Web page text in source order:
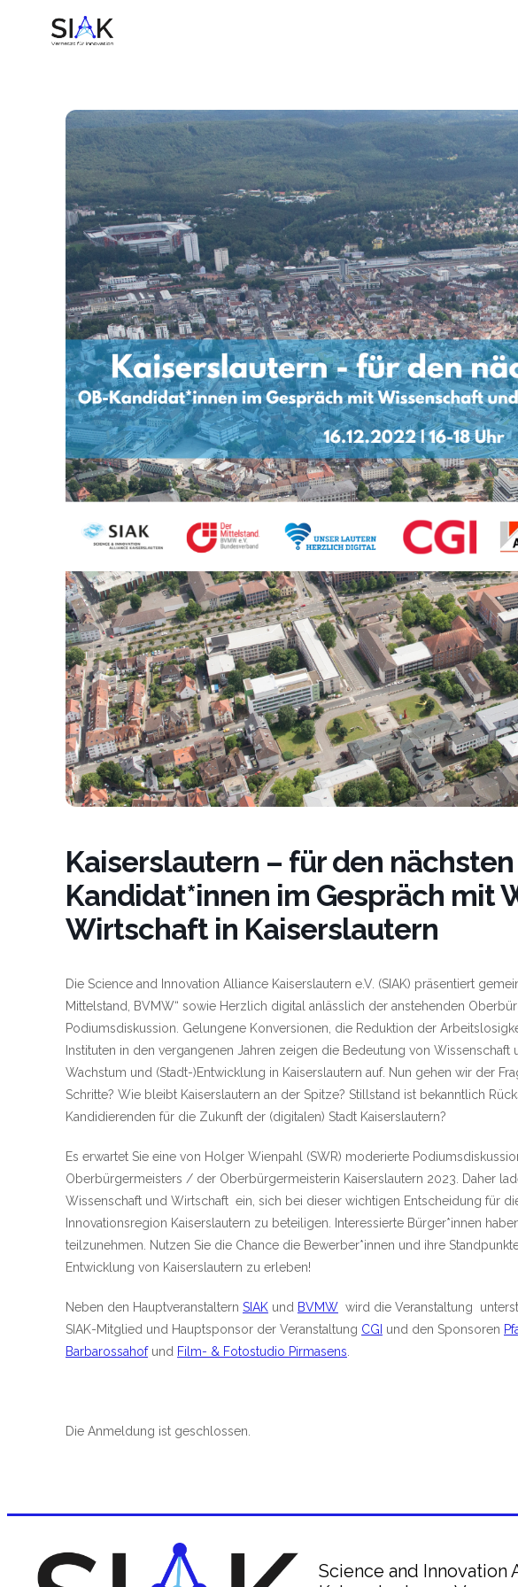
Kaiserslautern – für den
Kandidat*innen im Gespräch mit
Wirtschaft in Kaiserslautern
Die Science and Innovation Alliance Kaiserslautern e.V. (SIAK) präsentiert
Mittelstand, BVMW“ sowie Herzlich digital anlässlich der anstehenden
Podiumsdiskussion. Gelungene Konversionen, die Reduktion der
Instituten in den vergangenen Jahren zeigen die Bedeutung von
Wachstum und (Stadt-)Entwicklung in Kaiserslautern auf. Nun gehen wir der
Schritte? Wie bleibt Kaiserslautern an der Spitze? Stillstand ist bekanntlich
Kandidierenden für die Zukunft der (digitalen) Stadt Kaiserslautern?
Es erwartet Sie eine von Holger Wienpahl (SWR) moderierte
Oberbürgermeisters / der Oberbürgermeisterin Kaiserslautern 2023. Daher
Wissenschaft und Wirtschaft ein, sich bei dieser wichtigen Entscheidung für
Innovationsregion Kaiserslautern zu beteiligen. Interessierte Bürger*innen
teilzunehmen. Nutzen Sie die Chance die Bewerber*innen und ihre
Entwicklung von Kaiserslautern zu erleben!
Neben den Hauptveranstaltern SIAK und BVMW wird die Veranstaltung
SIAK-Mitglied und Hauptsponsor der Veranstaltung CGI und den Sponsoren
Barbarossahofund Film- & Fotostudio Pirmasens.
Die Anmeldung ist geschlossen.
Science and Innovation